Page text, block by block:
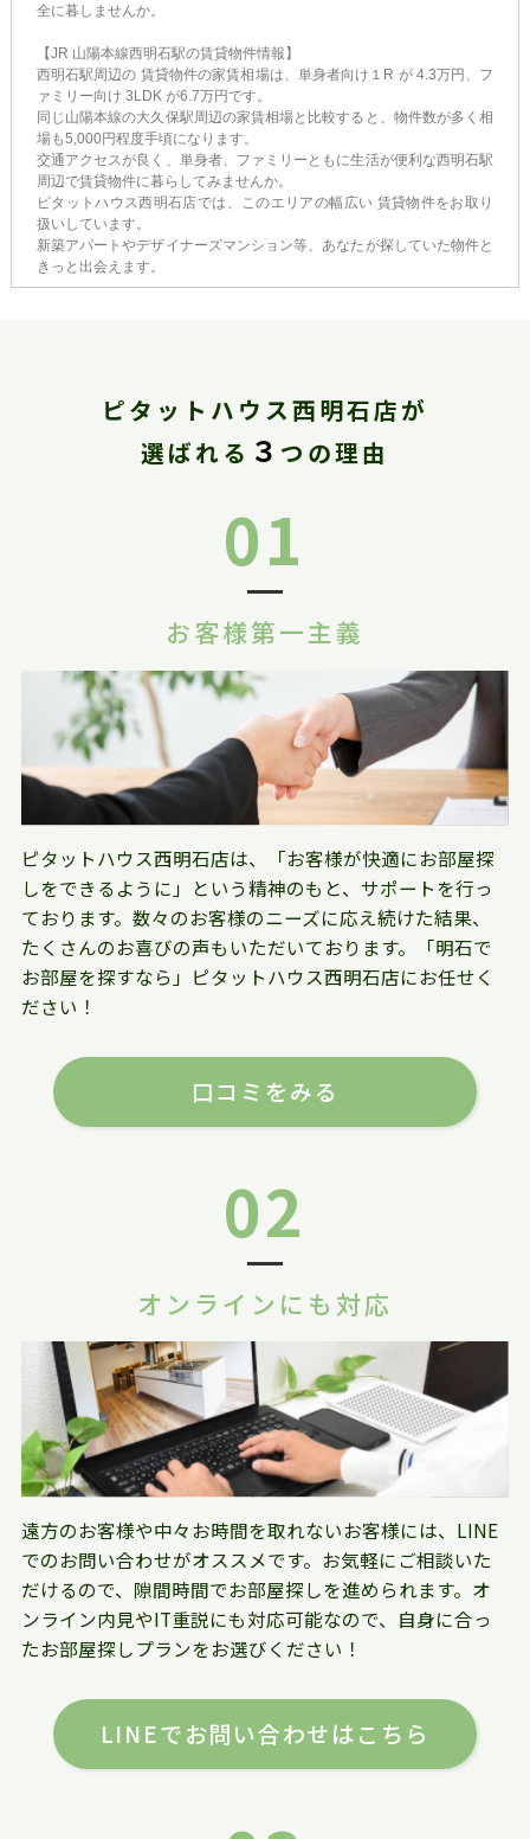
全に暮しませんか。
【JR 山陽本線西明石駅の賃貸物件情報】
西明石駅周辺の 賃貸物件の家賃相場は、単身者向け１R が 4.3万円、フ
ァミリー向け 3LDK が6.7万円です。
同じ山陽本線の大久保駅周辺の家賃相場と比較すると、物件数が多く相
場も5,000円程度手頃になります。
交通アクセスが良く、単身者、ファミリーともに生活が便利な西明石駅
周辺で賃貸物件に暮らしてみませんか。
ピタットハウス西明石店では、このエリアの幅広い 賃貸物件をお取り
扱いしています。
新築アパートやデザイナーズマンション等、あなたが探していた物件と
きっと出会えます。
ピタットハウス西明石店が
選ばれる ３ つの理由
01
お客様第一主義
ピタットハウス西明石店は、「お客様が快適にお部屋探
しをできるように」という精神のもと、サポートを行っ
ております。数々のお客様のニーズに応え続けた結果、
たくさんのお喜びの声もいただいております。「明石で
お部屋を探すなら」ピタットハウス西明石店にお任せく
ださい！
口コミをみる
02
オンラインにも対応
遠方のお客様や中々お時間を取れないお客様には、LINE
でのお問い合わせがオススメです。お気軽にご相談いた
だけるので、隙間時間でお部屋探しを進められます。オ
ンライン内見やIT重説にも対応可能なので、自身に合っ
たお部屋探しプランをお選びください！
LINEでお問い合わせはこちら